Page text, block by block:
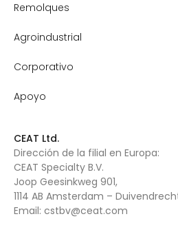
Remolques
Agroindustrial
Corporativo
Apoyo
CEAT Ltd.
Dirección de la filial en Europa:
CEAT Specialty B.V.
Joop Geesinkweg 901,
1114 AB Amsterdam –
Email: cstbv@ceat.com